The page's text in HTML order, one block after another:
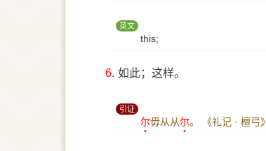
英文
this;
6. 如此；这样。
引证
尔毋从从尔。 《礼记 · 檀弓》